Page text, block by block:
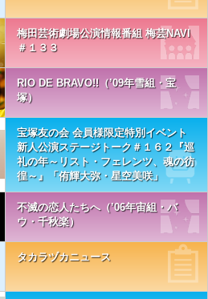
梅田芸術劇場公演情報番組 梅芸NAVI
＃１３３
RIO DE BRAVO!!（’09年雪組・宝
塚）
宝塚友の会 会員様限定特別イベント
新人公演ステージトーク＃１６２『巡
礼の年～リスト・フェレンツ、魂の彷
徨～』「侑輝大弥・星空美咲」
不滅の恋人たちへ（’06年宙組・バ
ウ・千秋楽）
タカラヅカニュース